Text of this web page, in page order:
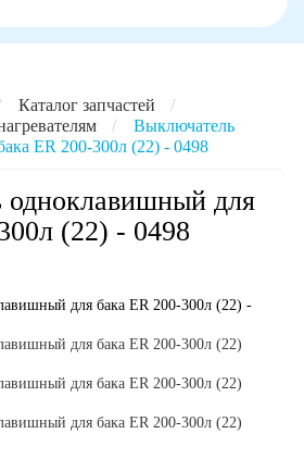
Каталог запчастей
/
/
Выключатель
ER 200-300л (22) - 0498
одноклавишный для
(22) - 0498